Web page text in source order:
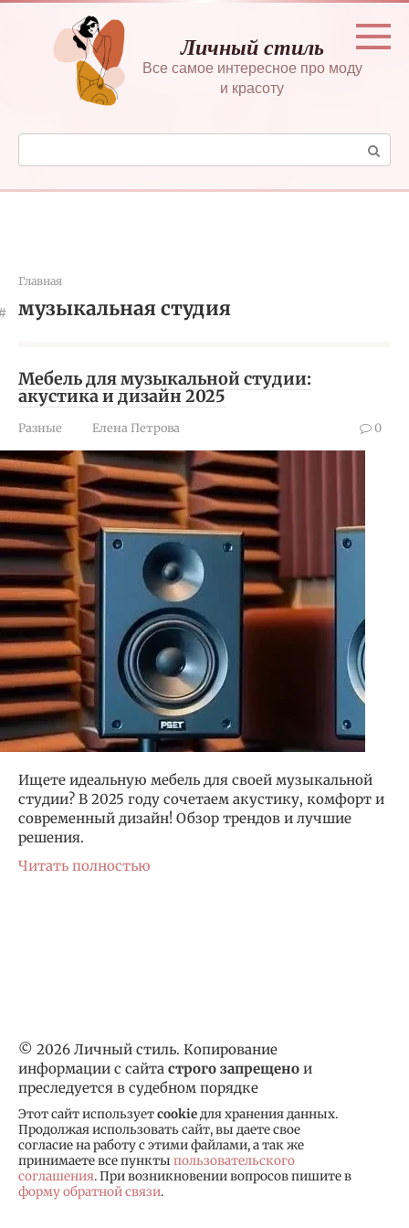
Перейти
контенту
Личный стиль
Все самое интересное про моду
и красоту
Поиск:
Главная
музыкальная студия
Мебель для музыкальной студии:
акустика и дизайн 2025
Разные Елена Петрова 0
Ищете идеальную мебель для своей музыкальной
студии? В 2025 году сочетаем акустику, комфорт и
современный дизайн! Обзор трендов и лучшие
решения.
Читать полностью
© 2026 Личный стиль. Копирование
информации с сайта строго запрещено и
преследуется в судебном порядке
Этот сайт используетcookieдля хранения данных.
Продолжая использовать сайт, вы даете свое
согласие на работу с этими файлами, а так же
принимаете все пункты пользовательского
соглашения. При возникновении вопросов пишите в
форму обратной связи.